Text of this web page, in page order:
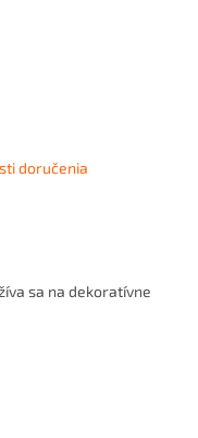
doručenia
sa na dekoratívne